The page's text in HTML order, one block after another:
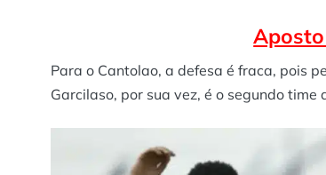
Para o Cantolao, a defesa é fraca, pois
Garcilaso, por sua vez, é o segundo